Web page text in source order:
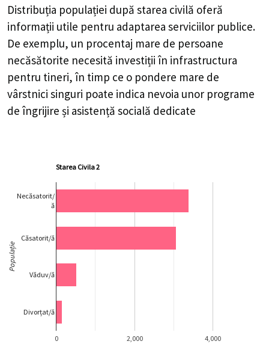
Distribuția populației după starea civilă oferă
informații utile pentru adaptarea serviciilor publice.
De exemplu, un procentaj mare de persoane
necăsătorite necesită investiții în infrastructura
pentru tineri, în timp ce o pondere mare de
vârstnici singuri poate indica nevoia unor programe
de îngrijire și asistență socială dedicate
Starea Civila 2
0 2,000 4,000
Necăsatorit/
ă
Căsatorit/ă
Văduv/ă
Divorțat/ă
Populație